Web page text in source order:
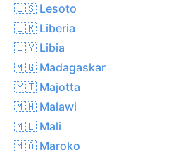
🇱🇸 Lesoto
🇱🇷 Liberia
🇱🇾 Libia
🇲🇬 Madagaskar
🇾🇹 Majotta
🇲🇼 Malawi
🇲🇱 Mali
🇲🇦 Maroko